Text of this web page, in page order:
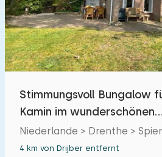
Stimmungsvoll Bungalow
Kamin im wunderschönen
Naturschutzgebiet
Niederlande > Drenthe > Spier
4 km von Drijber entfernt